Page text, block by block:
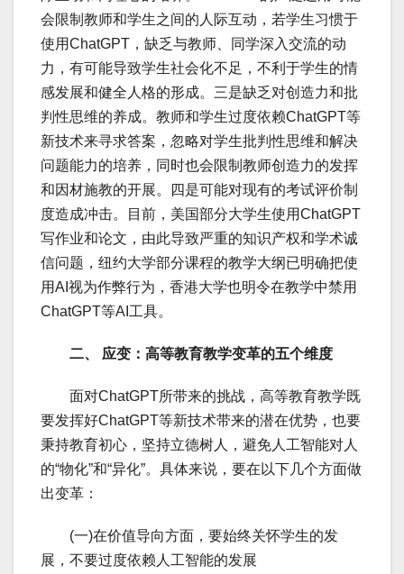
会限制教师和学生之间的人际互动，若学生习惯于
使用ChatGPT，缺乏与教师、同学深入交流的动
力，有可能导致学生社会化不足，不利于学生的情
感发展和健全人格的形成。三是缺乏对创造力和批
判性思维的养成。教师和学生过度依赖ChatGPT等
新技术来寻求答案，忽略对学生批判性思维和解决
问题能力的培养，同时也会限制教师创造力的发挥
和因材施教的开展。四是可能对现有的考试评价制
度造成冲击。目前，美国部分大学生使用ChatGPT
写作业和论文，由此导致严重的知识产权和学术诚
信问题，纽约大学部分课程的教学大纲已明确把使
用AI视为作弊行为，香港大学也明令在教学中禁用
ChatGPT等AI工具。
二、 应变：高等教育教学变革的五个维度
面对ChatGPT所带来的挑战，高等教育教学既
要发挥好ChatGPT等新技术带来的潜在优势，也要
秉持教育初心，坚持立德树人，避免人工智能对人
的“物化”和“异化”。具体来说，要在以下几个方面做
出变革：
(一)在价值导向方面，要始终关怀学生的发
展，不要过度依赖人工智能的发展